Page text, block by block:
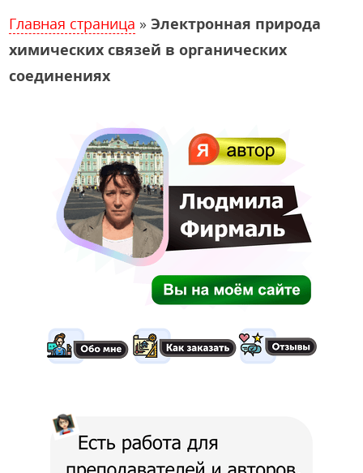
Главная страница »Электронная природа
химических связей в органических
соединениях